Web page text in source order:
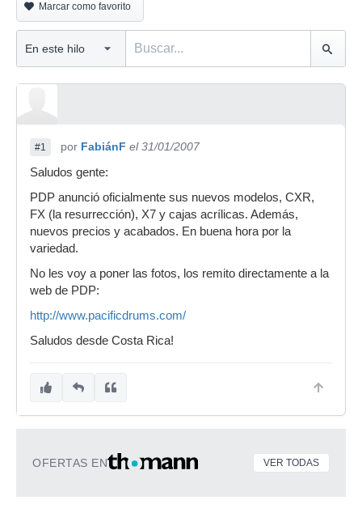
Marcar como favorito
#1 por FabiánF el 31/01/2007
Saludos gente:
PDP anunció oficialmente sus nuevos modelos, CXR,
FX (la resurrección), X7 y cajas acrílicas. Además,
nuevos precios y acabados. En buena hora por la
variedad.
No les voy a poner las fotos, los remito directamente a la
web de PDP:
http://www.pacificdrums.com/
Saludos desde Costa Rica!
OFERTAS EN VER TODAS